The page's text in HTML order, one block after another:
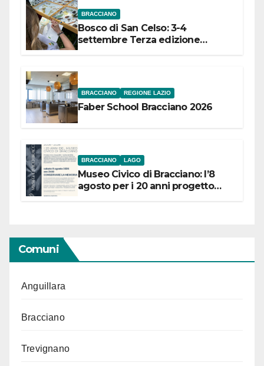
BRACCIANO
Bosco di San Celso: 3-4
settembre Terza edizione
BRACCIANO REGIONE LAZIO
Faber School Bracciano 2026
BRACCIANO LAGO
Museo Civico di Bracciano: l’8
agosto per i 20 anni progetto
Comuni
Anguillara
Bracciano
Trevignano